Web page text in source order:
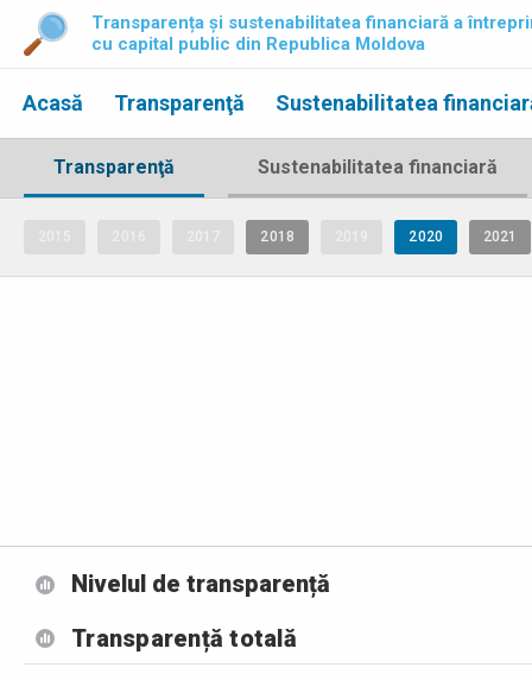
Transparența și sustenabilitatea financiară a
cu capital public din Republica Moldova
Acasă Transparenţă Sustenabilitatea
Transparenţă Sustenabilitatea financiară
2018 2020 2021
Nivelul de transparență
Transparență totală